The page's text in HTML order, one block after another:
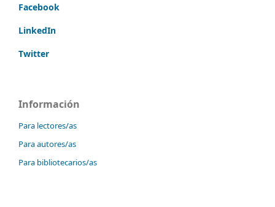
Facebook
LinkedIn
Twitter
Información
Para lectores/as
Para autores/as
Para bibliotecarios/as